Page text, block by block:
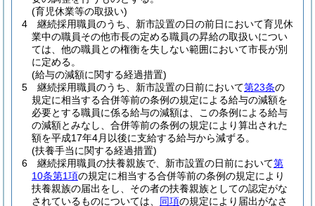
(育児休業等の取扱い)
4
継続採用職員のうち、新市設置の日の前日において育児休
業中の職員その他市長の定める職員の昇給の取扱いについ
ては、他の職員との権衡を失しない範囲において市長が別
に定める。
(給与の減額に関する経過措置)
5
継続採用職員のうち、新市設置の日前において第23条の
規定に相当する合併等前の条例の規定による給与の減額を
必要とする職員に係る給与の減額は、この条例による給与
の減額とみなし、合併等前の条例の規定により算出された
額を平成17年4月以後に支給する給与から減ずる。
(扶養手当に関する経過措置)
6
継続採用職員の扶養親族で、新市設置の日前において第
10条第1項の規定に相当する合併等前の条例の規定により
扶養親族の届出をし、その者の扶養親族としての認定がな
されているものについては、 同項の規定により届出がなさ